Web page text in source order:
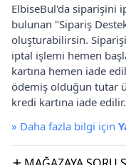
ElbiseBul'da siparişini
bulunan "Sipariş
oluşturabilirsin.
iptal işlemi hemen
kartına hemen iade
ödemiş olduğun tutar
kredi kartına iade edilir.
» Daha fazla bilgi için